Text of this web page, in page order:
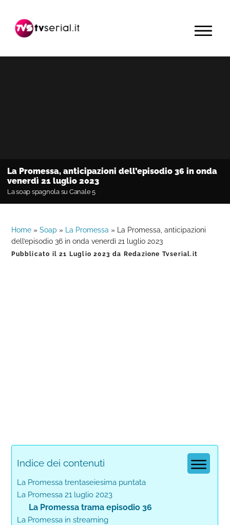
navigazione
contenuto
barra
primaria
MENU
La Promessa, anticipazioni dell’episodio 36 in onda
venerdì 21 luglio 2023
La soap spagnola su Canale 5
Home »Soap » La Promessa »
La Promessa, anticipazioni
dell’episodio 36 in onda venerdì 21 luglio 2023
Pubblicato il21 Luglio 2023 da Redazione Tvserial.it
Indice dei contenuti
La Promessa trentaseiesima puntata
La Promessa 21 luglio 2023
La Promessa trama episodio 36
La Promessa in streaming